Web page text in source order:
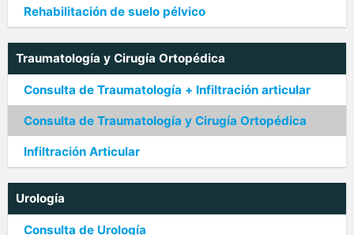
Rehabilitación de suelo pélvico
Traumatología y Cirugía Ortopédica
Consulta de Traumatología + Infiltración articular
Consulta de Traumatología y Cirugía Ortopédica
Infiltración Articular
Urología
Consulta de Urología